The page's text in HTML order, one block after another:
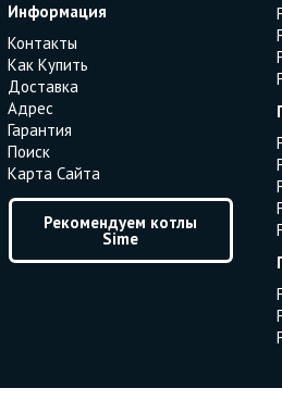
Информация
Контакты
Как Купить
Доставка
Адрес
Гарантия
Поиск
Карта Сайта
Рекомендуем котлы
Sime